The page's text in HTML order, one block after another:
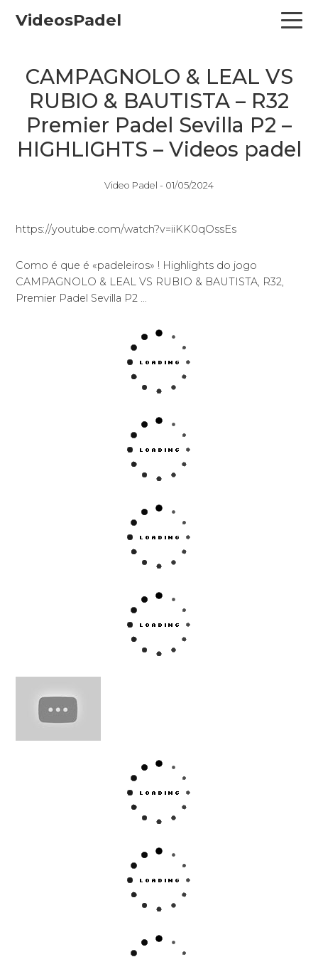
VideosPadel
CAMPAGNOLO & LEAL VS
RUBIO & BAUTISTA – R32
Premier Padel Sevilla P2 –
HIGHLIGHTS – Videos padel
Video Padel - 01/05/2024
https://youtube.com/watch?v=iiKK0qOssEs
Como é que é «padeleiros» ! Highlights do jogo
CAMPAGNOLO & LEAL VS RUBIO & BAUTISTA, R32,
Premier Padel Sevilla P2 …